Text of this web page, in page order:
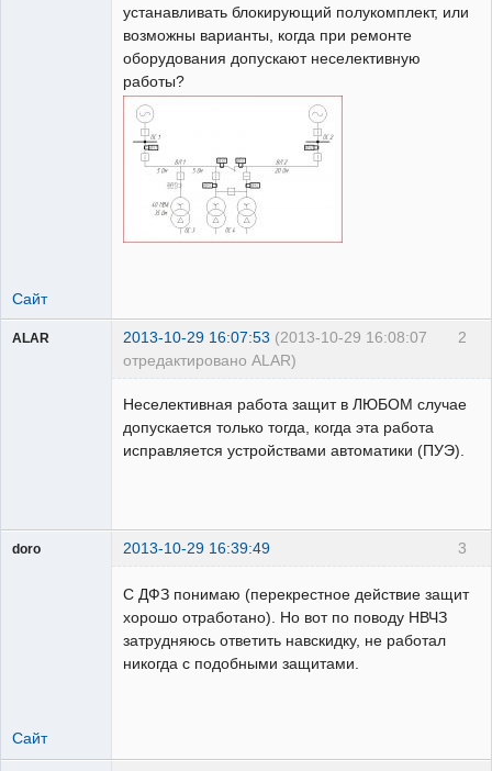
устанавливать блокирующий полукомплект, или
возможны варианты, когда при ремонте
оборудования допускают неселективную
работы?
Сайт
2
ALAR 2013-10-29 16:07:53 (2013-10-29 16:08:07
отредактировано ALAR)
Неселективная работа защит в ЛЮБОМ случае
допускается только тогда, когда эта работа
исправляется устройствами автоматики (ПУЭ).
3
doro 2013-10-29 16:39:49
С ДФЗ понимаю (перекрестное действие защит
хорошо отработано). Но вот по поводу НВЧЗ
затрудняюсь ответить навскидку, не работал
никогда с подобными защитами.
Сайт